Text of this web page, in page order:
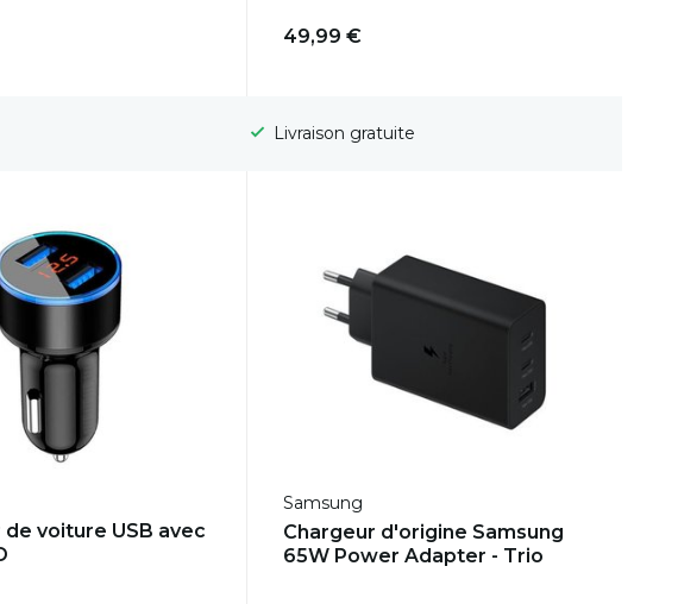
49,99 €
Livraison gratuite
de voiture USB avec
Samsung
Chargeur d'origine Samsung
65W Power Adapter - Trio